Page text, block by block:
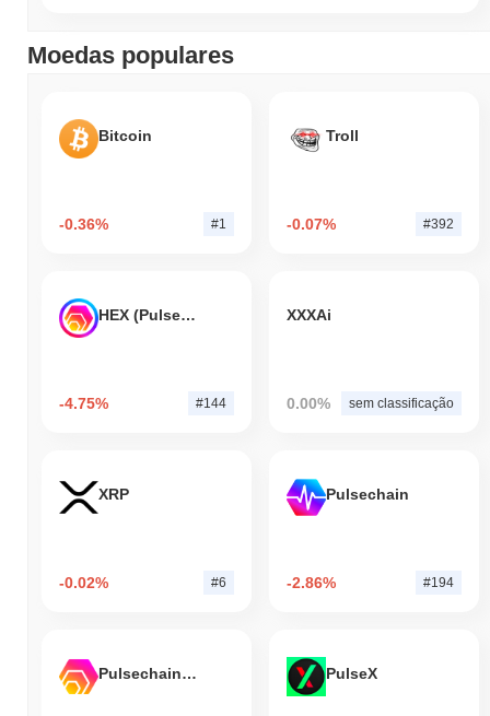
Moedas populares
Bitcoin
-0.36% #1
Troll
-0.07% #392
HEX (Pulsechain)
-4.75% #144
XXXAi
0.00% sem classificação
XRP
-0.02% #6
Pulsechain
-2.86% #194
Pulsechain Bridged HEX (Pulsechain) PulseX